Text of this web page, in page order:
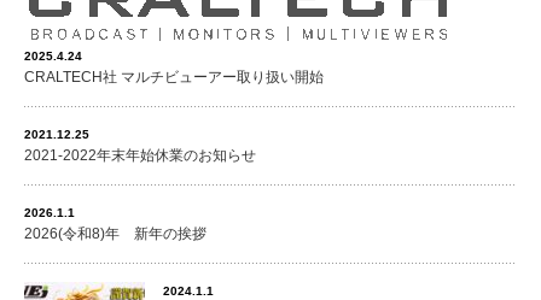
2025.4.24
CRALTECH社 マルチビューアー取り扱い開始
2021.12.25
2021-2022年末年始休業のお知らせ
2026.1.1
2026(令和8)年 新年の挨拶
2024.1.1